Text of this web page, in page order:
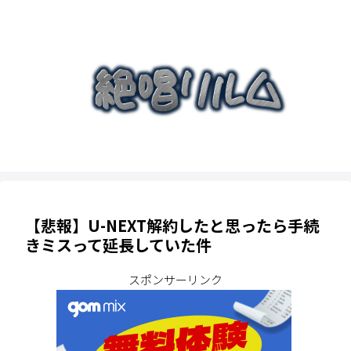
【悲報】U-NEXT解約したと思ったら手続
きミスって延長していた件
スポンサーリンク